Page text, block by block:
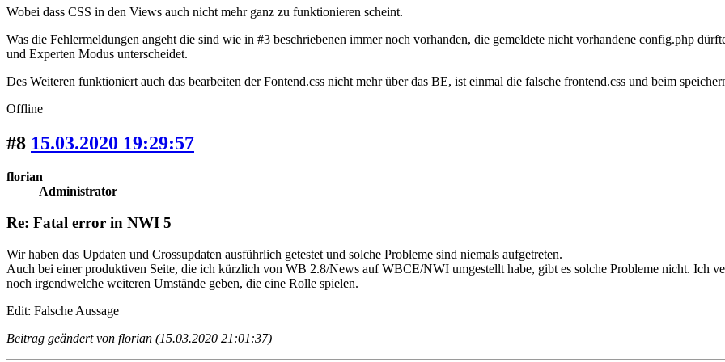
Wobei dass CSS in den Views auch nicht mehr ganz zu funktionieren scheint.
Was die Fehlermeldungen angeht die sind wie in #3 beschriebenen immer noch vorhanden, die gemeldete nicht vorhandene config.php
und Experten Modus unterscheidet.
Des Weiteren funktioniert auch das bearbeiten der Fontend.css nicht mehr über das BE, ist einmal die falsche frontend.css und beim
Offline
#8 15.03.2020 19:29:57
florian
Administrator
Re: Fatal error in NWI 5
Wir haben das Updaten und Crossupdaten ausführlich getestet und solche Probleme sind niemals aufgetreten.
Auch bei einer produktiven Seite, die ich kürzlich von WB 2.8/News auf WBCE/NWI umgestellt habe, gibt es solche Probleme nicht. Ich
noch irgendwelche weiteren Umstände geben, die eine Rolle spielen.
Edit: Falsche Aussage
Beitrag geändert von florian (15.03.2020 21:01:37)